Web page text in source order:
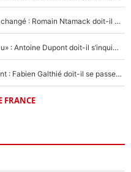
XV de France - Matthieu Jalibert a tout changé : Romain Ntamack doit-il s’inquiéter pour sa place à un an de la Coupe du monde ?
«Le XV de France est meilleur avec Lucu» : Antoine Dupont doit-il s’inquiéter pour sa place ?
Le XV de France a trouvé son remplaçant : Fabien Galthié doit-il se passer d'Antoine Dupont ?
FRANCE